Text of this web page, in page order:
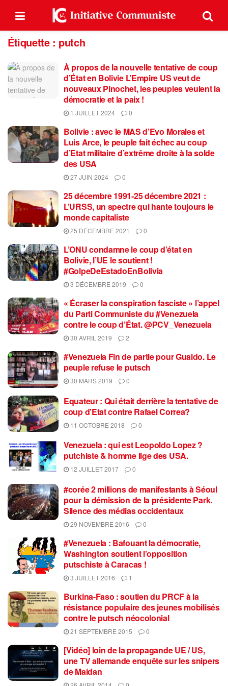
Étiquette : putch
À propos de la nouvelle tentative de coup
d’État en Bolivie L’Empire US veut de
nouveaux Pinochet, les peuples veulent la
démocratie et la paix !
1 JUILLET 2024 0
Bolivie : avec le MAS d’Evo Morales et
Luis Arce, le peuple fait échec au coup
d’Etat militaire d’extrême droite à la solde
des USA
27 JUIN 2024 0
25 décembre 1991-25 décembre 2021 :
L’URSS, un spectre qui hante toujours le
monde capitaliste
25 DÉCEMBRE 2021 0
L’ONU condamne le coup d’état en
Bolivie, l’UE le soutient !
#GolpeDeEstadoEnBolivia
3 DÉCEMBRE 2019 0
« Écraser la conspiration fasciste » l’appel
du Parti Communiste du #Venezuela
contre le coup d’État. @PCV_Venezuela
30 AVRIL 2019 2
#Venezuela Fin de partie pour Guaido. Le
peuple refuse le putsch
30 MARS 2019 0
Equateur : Qui était derrière la tentative de
coup d’Etat contre Rafael Correa?
11 OCTOBRE 2018 0
Venezuela : qui est Leopoldo Lopez ?
putchiste & homme lige des USA.
12 JUILLET 2017 0
#corée 2 millions de manifestants à Séoul
pour la démission de la présidente Park.
Silence des médias occidentaux
29 NOVEMBRE 2016 0
#Venezuela : Bafouant la démocratie,
Washington soutient l’opposition
putschiste à Caracas !
3 JUILLET 2016 1
Burkina-Faso : soutien du PRCF à la
résistance populaire des jeunes mobilisés
contre le putsch néocolonial
21 SEPTEMBRE 2015 0
[Vidéo] loin de la propagande UE / US,
une TV allemande enquête sur les snipers
de Maidan